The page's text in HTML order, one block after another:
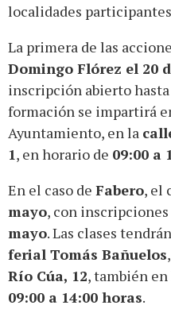
localidades
La primera de las
Domingo Flórez el 20
inscripción abierto
formación se impartirá
Ayuntamiento, en la
1, en horario de 09:00 a
En el caso de Fabero, el
mayo, con
mayo. Las clases
ferial Tomás Bañuelos
Río Cúa, 12, también
09:00 a 14:00 horas.